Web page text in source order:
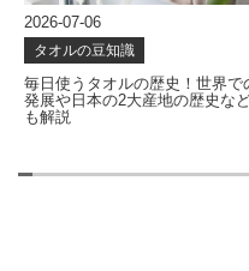
2026-07-06
タオルの豆知識
毎日使うタオルの歴史！世界で
発展や日本の2大産地の歴史な
も解説